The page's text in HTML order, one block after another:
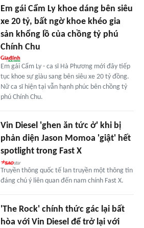
Em gái Cẩm Ly khoe dáng bên siêu
xe 20 tỷ, bất ngờ khoe khéo gia
sản khổng lồ của chồng tỷ phú
Chính Chu
Em gái Cẩm Ly - ca sĩ Hà Phương mới đây tiếp
tục khoe sự giàu sang bên siêu xe 20 tỷ đồng.
Nữ ca sĩ hiện tại vẫn hạnh phúc bên chồng tỷ
phú Chính Chu.
Vin Diesel 'ghen ăn tức ở' khi bị
phản diện Jason Momoa 'giật' hết
spotlight trong Fast X
Truyền thông quốc tế lan truyền một thông tin
đáng chú ý liên quan đến nam chính Fast X.
'The Rock' chính thức gác lại bất
hòa với Vin Diesel để trở lại với